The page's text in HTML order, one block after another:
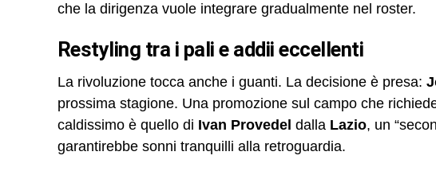
che la dirigenza vuole integrare gradualmente nel roster.
Restyling tra i pali e addii eccellenti
La rivoluzione tocca anche i guanti. La decisione è presa:
prossima stagione. Una promozione sul campo che
caldissimo è quello di Ivan Provedel dalla Lazio, un
garantirebbe sonni tranquilli alla retroguardia.